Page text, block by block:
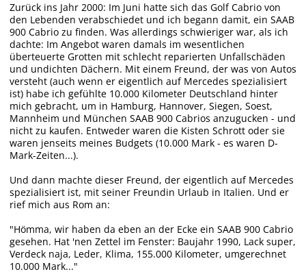
Zurück ins Jahr 2000: Im Juni hatte sich das Golf Cabrio von
den Lebenden verabschiedet und ich begann damit, ein SAAB
900 Cabrio zu finden. Was allerdings schwieriger war, als ich
dachte: Im Angebot waren damals im wesentlichen
überteuerte Grotten mit schlecht reparierten Unfallschäden
und undichten Dächern. Mit einem Freund, der was von Autos
versteht (auch wenn er eigentlich auf Mercedes spezialisiert
ist) habe ich gefühlte 10.000 Kilometer Deutschland hinter
mich gebracht, um in Hamburg, Hannover, Siegen, Soest,
Mannheim und München SAAB 900 Cabrios anzugucken - und
nicht zu kaufen. Entweder waren die Kisten Schrott oder sie
waren jenseits meines Budgets (10.000 Mark - es waren D-
Mark-Zeiten...).
Und dann machte dieser Freund, der eigentlich auf Mercedes
spezialisiert ist, mit seiner Freundin Urlaub in Italien. Und er
rief mich aus Rom an:
"Hömma, wir haben da eben an der Ecke ein SAAB 900 Cabrio
gesehen. Hat 'nen Zettel im Fenster: Baujahr 1990, Lack super,
Verdeck naja, Leder, Klima, 155.000 Kilometer, umgerechnet
10.000 Mark..."